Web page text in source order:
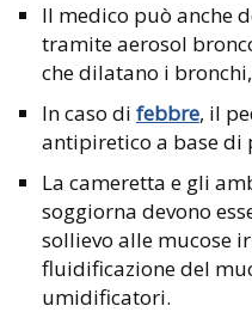
Il medico può anche
tramite aerosol
che dilatano i
In caso di febbre, il
antipiretico a base di
La cameretta e gli
soggiorna devono
sollievo alle mucose
fluidificazione del
umidificatori.